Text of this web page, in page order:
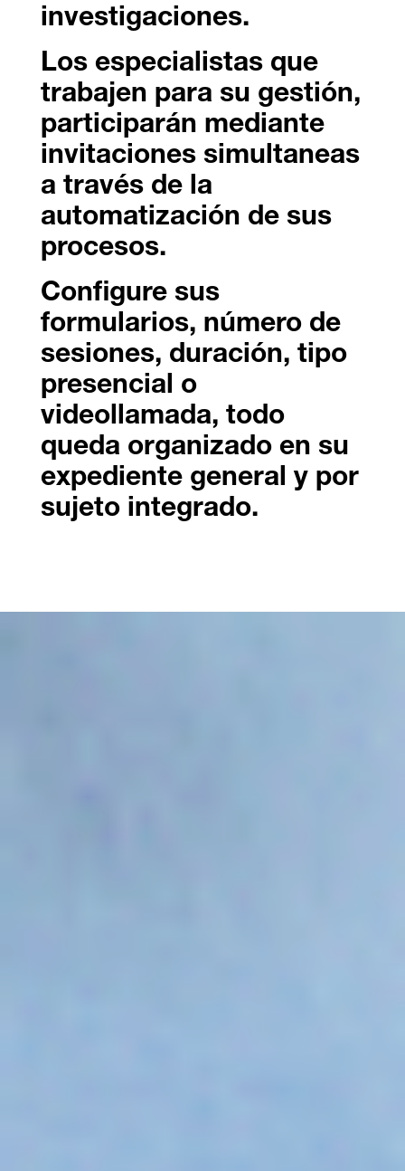
investigaciones.
Los especialistas que
trabajen para su gestión,
participarán mediante
invitaciones simultaneas
a través de la
automatización de sus
procesos.
Configure sus
formularios, número de
sesiones, duración, tipo
presencial o
videollamada, todo
queda organizado en su
expediente general y por
sujeto integrado.